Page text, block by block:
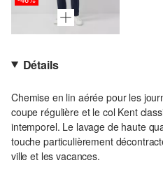
Détails
Chemise en lin aérée pour les
coupe régulière et le col Kent
intemporel. Le lavage de haute
touche particulièrement
ville et les vacances.